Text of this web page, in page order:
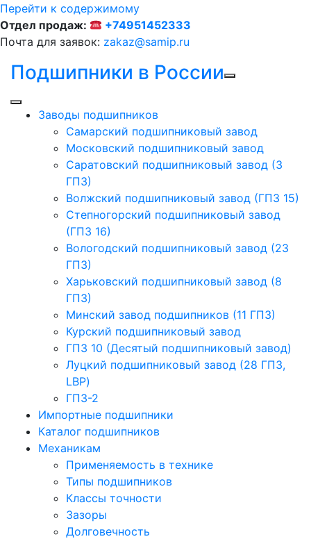
Перейти к содержимому
Отдел продаж:
+74951452333
Почта для заявок: zakaz@samip.ru
Подшипники в России
Заводы подшипников
Cамарский подшипниковый завод
Московский подшипниковый завод
Саратовский подшипниковый завод (3
ГПЗ)
Волжский подшипниковый завод (ГПЗ 15)
Степногорский подшипниковый завод
(ГПЗ 16)
Вологодский подшипниковый завод (23
ГПЗ)
Харьковский подшипниковый завод (8
ГПЗ)
Минский завод подшипников (11 ГПЗ)
Курский подшипниковый завод
ГПЗ 10 (Десятый подшипниковый завод)
Луцкий подшипниковый завод (28 ГПЗ,
LBP)
ГПЗ-2
Импортные подшипники
Каталог подшипников
Механикам
Применяемость в технике
Типы подшипников
Классы точности
Зазоры
Долговечность